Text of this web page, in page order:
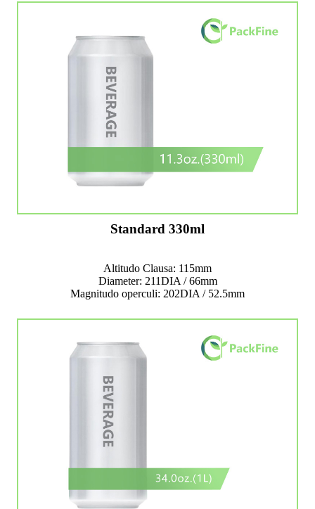
Standard 330ml
Altitudo Clausa: 115mm
Diameter: 211DIA / 66mm
Magnitudo operculi: 202DIA / 52.5mm